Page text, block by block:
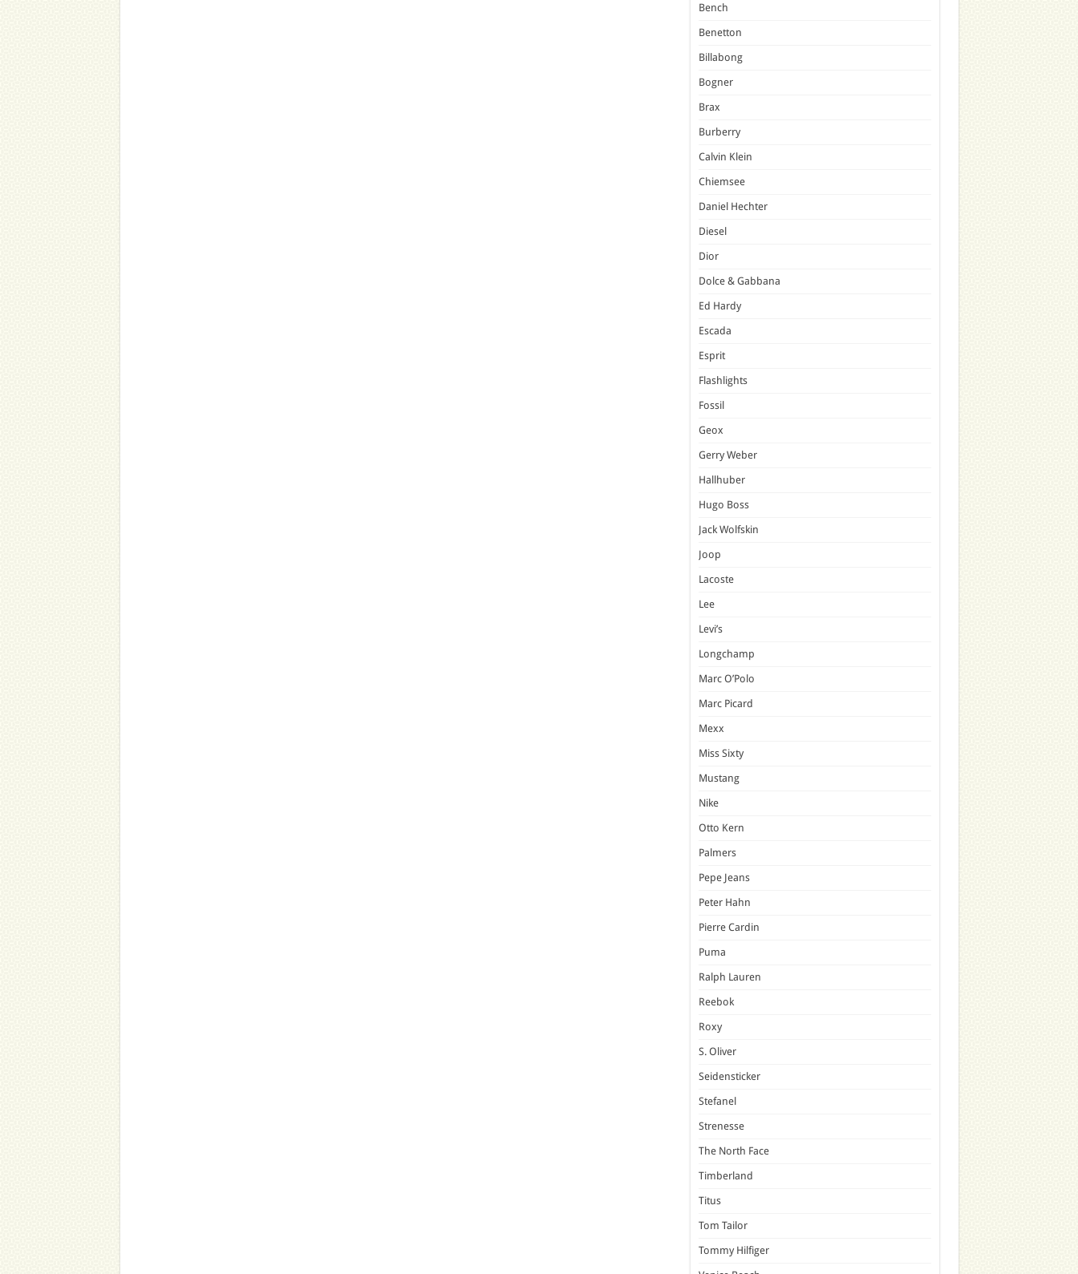
Bench
Benetton
Billabong
Bogner
Brax
Burberry
Calvin Klein
Chiemsee
Daniel Hechter
Diesel
Dior
Dolce & Gabbana
Ed Hardy
Escada
Esprit
Flashlights
Fossil
Geox
Gerry Weber
Hallhuber
Hugo Boss
Jack Wolfskin
Joop
Lacoste
Lee
Levi’s
Longchamp
Marc O’Polo
Marc Picard
Mexx
Miss Sixty
Mustang
Nike
Otto Kern
Palmers
Pepe Jeans
Peter Hahn
Pierre Cardin
Puma
Ralph Lauren
Reebok
Roxy
S. Oliver
Seidensticker
Stefanel
Strenesse
The North Face
Timberland
Titus
Tom Tailor
Tommy Hilfiger